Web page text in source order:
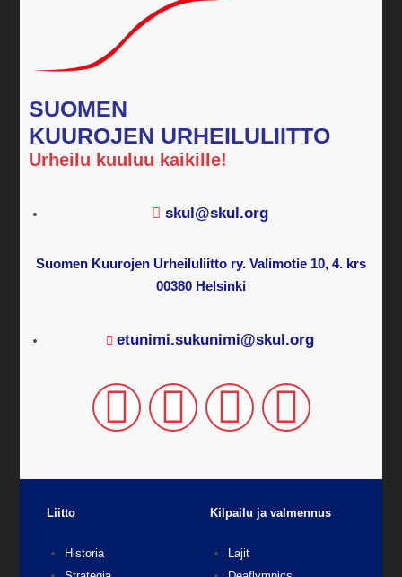
SUOMEN
KUUROJEN URHEILULIITTO
Urheilu kuuluu kaikille!
skul@skul.org
Suomen Kuurojen Urheiluliitto ry. Valimotie 10, 4. krs
00380 Helsinki
etunimi.sukunimi@skul.org
Liitto
Historia
Kilpailu ja valmennus
Lajit